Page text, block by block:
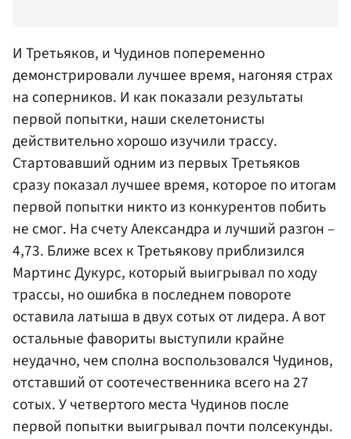
И Третьяков, и Чудинов попеременно
демонстрировали лучшее время, нагоняя страх
на соперников. И как показали результаты
первой попытки, наши скелетонисты
действительно хорошо изучили трассу.
Стартовавший одним из первых Третьяков
сразу показал лучшее время, которое по итогам
первой попытки никто из конкурентов побить
не смог. На счету Александра и лучший разгон –
4,73. Ближе всех к Третьякову приблизился
Мартинс Дукурс, который выигрывал по ходу
трассы, но ошибка в последнем повороте
оставила латыша в двух сотых от лидера. А вот
остальные фавориты выступили крайне
неудачно, чем сполна воспользовался Чудинов,
отставший от соотечественника всего на 27
сотых. У четвертого места Чудинов после
первой попытки выигрывал почти полсекунды.